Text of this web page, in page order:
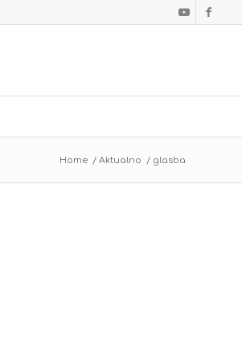
Home / Aktualno / glasba